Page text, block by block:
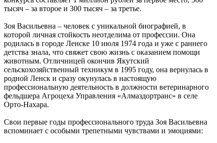
тысяч – за второе и 300 тысяч – за третье.
Зоя Васильевна – человек с уникальной биографией, в
которой личная стойкость неотделима от профессии. Она
родилась в городе Ленске 10 июля 1974 года и уже с раннего
детства знала, что свяжет свою жизнь с оказанием помощи
животным. Отличницей окончив Якутский
сельскохозяйственный техникум в 1995 году, она вернулась в
родной Ленск и сразу окунулась в настоящую
профессиональную деятельность в должности ветеринарного
фельдшера Агроцеха Управления «Алмаздортранс» в селе
Орто-Нахара.
Свои первые годы профессионального труда Зоя Васильевна
вспоминает с особыми трепетными чувствами и эмоциями: